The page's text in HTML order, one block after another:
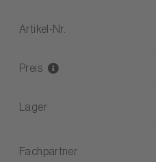
Artikel-Nr.
Preis
Lager
Fachpartner